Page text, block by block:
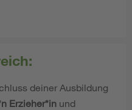
deiner Ausbildung
Erzieher*in und